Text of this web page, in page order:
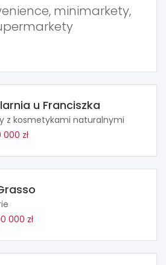
minimarkety,
u Franciszka
z kosmetykami naturalnymi
000 zł
000 zł